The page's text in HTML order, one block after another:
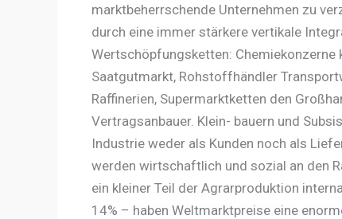
marktbeherrschende Unternehmen zu
durch eine immer stärkere vertikale
Wertschöpfungsketten: Chemiekonzerne
Saatgutmarkt, Rohstoffhändler
Raffinerien, Supermarktketten den
Vertragsanbauer. Klein- bauern und
Industrie weder als Kunden noch als
werden wirtschaftlich und sozial an den
ein kleiner Teil der Agrarproduktion
14% – haben Weltmarktpreise eine